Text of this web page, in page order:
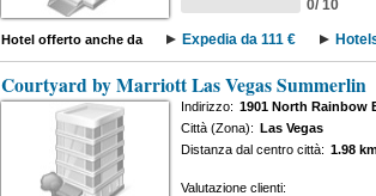
0/ 10
Hotel offerto anche da Expedia da 111 €
Courtyard by Marriott Las Vegas Summerlin
Indirizzo: 1901 North Rainbow
Città (Zona): Las Vegas
Distanza dal centro città: 1.98
Valutazione clienti: